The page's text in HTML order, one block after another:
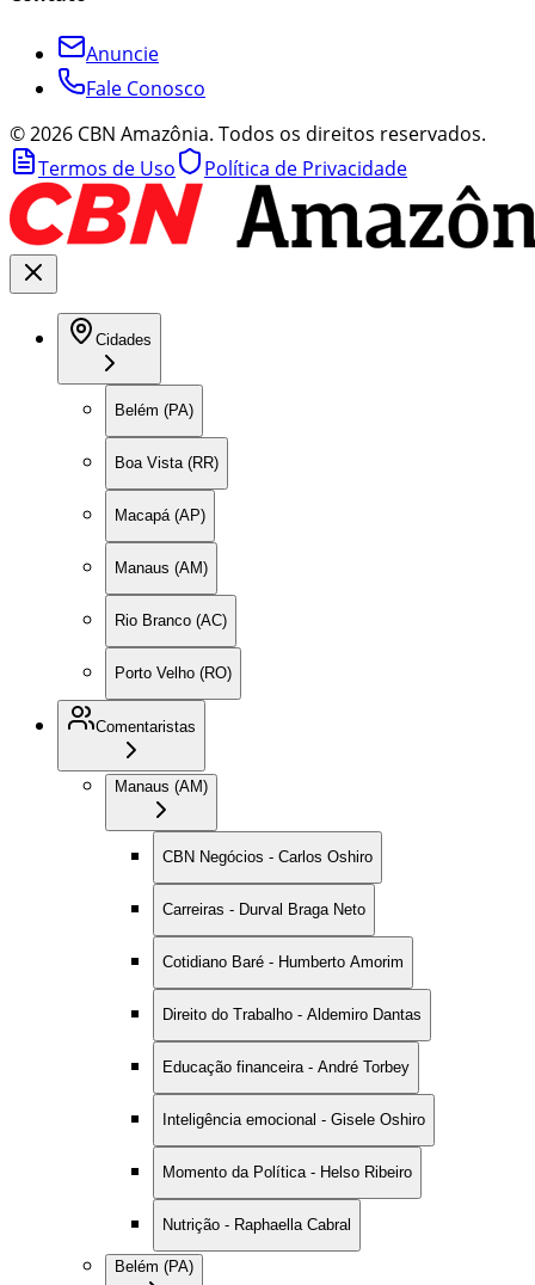
Anuncie
Fale Conosco
©2026 CBN Amazônia. Todos os direitos reservados.
Termos de Uso
Política de Privacidade
Cidades
Belém (PA)
Boa Vista (RR)
Macapá (AP)
Manaus (AM)
Rio Branco (AC)
Porto Velho (RO)
Comentaristas
Manaus (AM)
CBN Negócios - Carlos Oshiro
Carreiras - Durval Braga Neto
Cotidiano Baré - Humberto Amorim
Direito do Trabalho - Aldemiro Dantas
Educação financeira - André Torbey
Inteligência emocional - Gisele Oshiro
Momento da Política - Helso Ribeiro
Nutrição - Raphaella Cabral
Belém (PA)